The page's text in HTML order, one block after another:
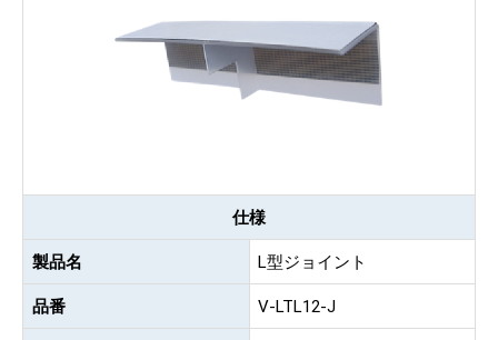
仕様
製品名 L型ジョイント
品番 V-LTL12-J